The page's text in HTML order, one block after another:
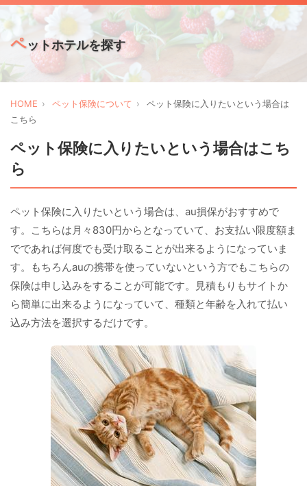
ペットホテルを探す
HOME ペット保険について
ペット保険に入りたいという場合は
こちら
ペット保険に入りたいという場合はこち
ら
ペット保険に入りたいという場合は、au損保がおすすめで
す。こちらは月々830円からとなっていて、お支払い限度額ま
でであれば何度でも受け取ることが出来るようになっていま
す。もちろんauの携帯を使っていないという方でもこちらの
保険は申し込みをすることが可能です。見積もりもサイトか
ら簡単に出来るようになっていて、種類と年齢を入れて払い
込み方法を選択するだけです。